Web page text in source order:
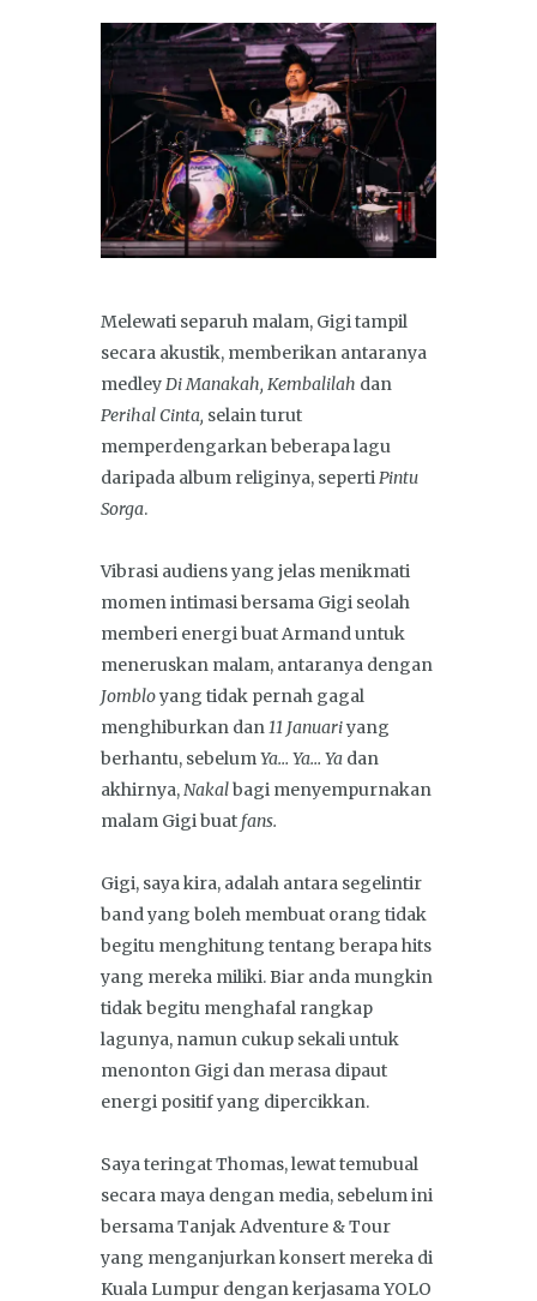
Melewati separuh malam, Gigi tampil
secara akustik, memberikan antaranya
medleyDi Manakah, Kembalilah dan
Perihal Cinta, selain turut
memperdengarkan beberapa lagu
daripada album religinya, sepertiPintu
Sorga.
Vibrasi audiens yang jelas menikmati
momen intimasi bersama Gigi seolah
memberi energi buat Armand untuk
meneruskan malam, antaranya dengan
Jombloyang tidak pernah gagal
menghiburkan dan11 Januariyang
berhantu, sebelumYa… Ya… Ya dan
akhirnya,Nakalbagi menyempurnakan
malam Gigi buat fans.
Gigi, saya kira, adalah antara segelintir
band yang boleh membuat orang tidak
begitu menghitung tentang berapa hits
yang mereka miliki. Biar anda mungkin
tidak begitu menghafal rangkap
lagunya, namun cukup sekali untuk
menonton Gigi dan merasa dipaut
energi positif yang dipercikkan.
Saya teringat Thomas, lewat temubual
secara maya dengan media, sebelum ini
bersama Tanjak Adventure & Tour
yang menganjurkan konsert mereka di
Kuala Lumpur dengan kerjasama YOLO